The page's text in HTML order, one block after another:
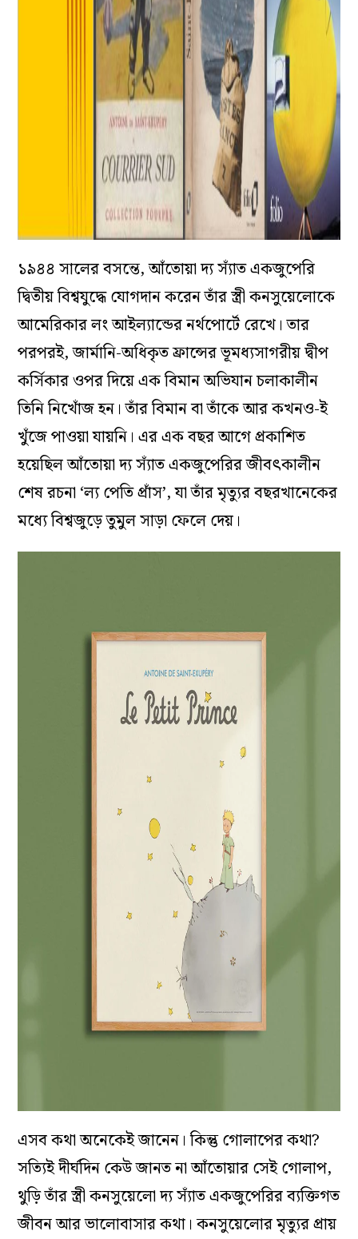
১৯৪৪ সালের বসন্তে, আঁতোয়া দ্য স্যাঁত একজুপেরি
দ্বিতীয় বিশ্বযুদ্ধে যোগদান করেন তাঁর স্ত্রী কনসুয়েলোকে
আমেরিকার লং আইল্যান্ডের নর্থপোর্টে রেখে। তার
পরপরই, জার্মানি-অধিকৃত ফ্রান্সের ভূমধ্যসাগরীয় দ্বীপ
কর্সিকার ওপর দিয়ে এক বিমান অভিযান চলাকালীন
তিনি নিখোঁজ হন। তাঁর বিমান বা তাঁকে আর কখনও-ই
খুঁজে পাওয়া যায়নি। এর এক বছর আগে প্রকাশিত
হয়েছিল আঁতোয়া দ্য স্যাঁত একজুপেরির জীবৎকালীন
শেষ রচনা ‘ল্য পেতি প্রাঁস’, যা তাঁর মৃত্যুর বছরখানেকের
মধ্যে বিশ্বজুড়ে তুমুল সাড়া ফেলে দেয়।
এসব কথা অনেকেই জানেন। কিন্তু গোলাপের কথা?
সত্যিই দীর্ঘদিন কেউ জানত না আঁতোয়ার সেই গোলাপ,
থুড়ি তাঁর স্ত্রী কনসুয়েলো দ্য স্যাঁত একজুপেরির ব্যক্তিগত
জীবন আর ভালোবাসার কথা। কনসুয়েলোর মৃত্যুর প্রায়